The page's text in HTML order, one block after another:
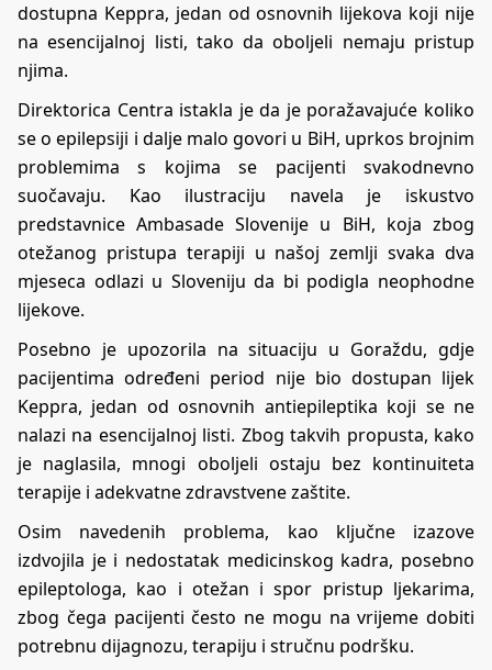
dostupna Keppra, jedan od osnovnih lijekova koji nije
na esencijalnoj listi, tako da oboljeli nemaju pristup
njima.
Direktorica Centra istakla je da je poražavajuće koliko
se o epilepsiji i dalje malo govori u BiH, uprkos brojnim
problemima s kojima se pacijenti svakodnevno
suočavaju. Kao ilustraciju navela je iskustvo
predstavnice Ambasade Slovenije u BiH, koja zbog
otežanog pristupa terapiji u našoj zemlji svaka dva
mjeseca odlazi u Sloveniju da bi podigla neophodne
lijekove.
Posebno je upozorila na situaciju u Goraždu, gdje
pacijentima određeni period nije bio dostupan lijek
Keppra, jedan od osnovnih antiepileptika koji se ne
nalazi na esencijalnoj listi. Zbog takvih propusta, kako
je naglasila, mnogi oboljeli ostaju bez kontinuiteta
terapije i adekvatne zdravstvene zaštite.
Osim navedenih problema, kao ključne izazove
izdvojila je i nedostatak medicinskog kadra, posebno
epileptologa, kao i otežan i spor pristup ljekarima,
zbog čega pacijenti često ne mogu na vrijeme dobiti
potrebnu dijagnozu, terapiju i stručnu podršku.